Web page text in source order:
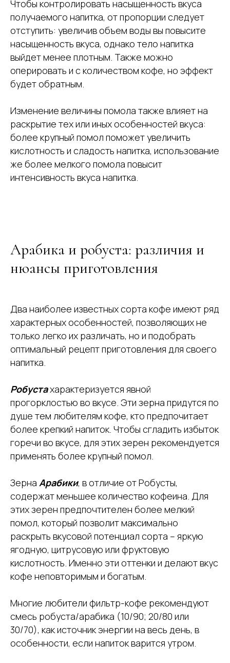
Чтобы контролировать насыщенность вкуса
получаемого напитка, от пропорции следует
отступить: увеличив объем воды вы повысите
насыщенность вкуса, однако тело напитка
выйдет менее плотным. Также можно
оперировать и с количеством кофе, но эффект
будет обратным.
Изменение величины помола также влияет на
раскрытие тех или иных особенностей вкуса:
более крупный помол поможет увеличить
кислотность и сладость напитка, использование
же более мелкого помола повысит
интенсивность вкуса напитка.
Арабика и робуста: различия и
нюансы приготовления
Два наиболее известных сорта кофе имеют ряд
характерных особенностей, позволяющих не
только легко их различать, но и подобрать
оптимальный рецепт приготовления для своего
напитка.
Робустахарактеризуется явной
прогорклостью во вкусе. Эти зерна придутся по
душе тем любителям кофе, кто предпочитает
более крепкий напиток. Чтобы сгладить избыток
горечи во вкусе, для этих зерен рекомендуется
применять более крупный помол.
Зерна Арабики, в отличие от Робусты,
содержат меньшее количество кофеина. Для
этих зерен предпочтителен более мелкий
помол, который позволит максимально
раскрыть вкусовой потенциал сорта – яркую
ягодную, цитрусовую или фруктовую
кислотность. Именно эти оттенки и делают вкус
кофе неповторимым и богатым.
Многие любители фильтр-кофе рекомендуют
смесь робуста/арабика (10/90; 20/80 или
30/70), как источник энергии на весь день, в
особенности, если напиток варится утром.